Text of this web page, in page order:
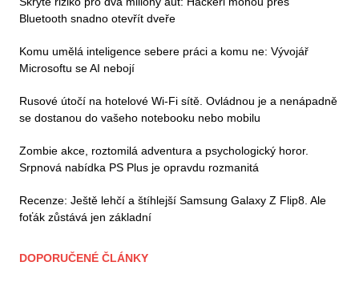
Bluetooth snadno otevřít dveře
Komu umělá inteligence sebere práci a komu ne: Vývojář
Microsoftu se AI nebojí
Rusové útočí na hotelové Wi-Fi sítě. Ovládnou je a nenápadně
se dostanou do vašeho notebooku nebo mobilu
Zombie akce, roztomilá adventura a psychologický horor.
Srpnová nabídka PS Plus je opravdu rozmanitá
Recenze: Ještě lehčí a štíhlejší Samsung Galaxy Z Flip8. Ale
foťák zůstává jen základní
DOPORUČENÉ ČLÁNKY